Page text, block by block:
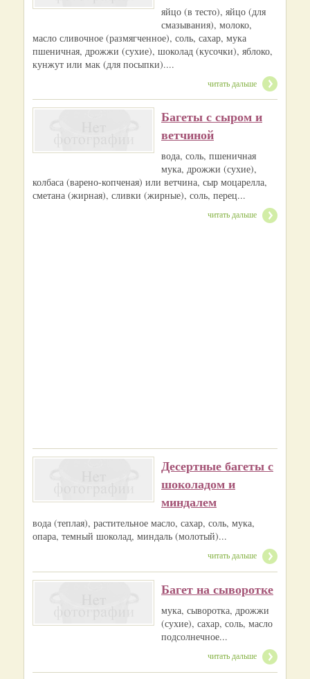
яйцо (в тесто), яйцо (для
смазывания), молоко,
масло сливочное (размягченное), соль, сахар, мука
пшеничная, дрожжи (сухие), шоколад (кусочки), яблоко,
кунжут или мак (для посыпки)....
читать дальше
Багеты с сыром и
ветчиной
вода, соль, пшеничная
мука, дрожжи (сухие),
колбаса (варено-копченая) или ветчина, сыр моцарелла,
сметана (жирная), сливки (жирные), соль, перец...
читать дальше
Десертные багеты с
шоколадом и
миндалем
вода (теплая), растительное масло, сахар, соль, мука,
опара, темный шоколад, миндаль (молотый)...
читать дальше
Багет на сыворотке
мука, сыворотка, дрожжи
(сухие), сахар, соль, масло
подсолнечное...
читать дальше